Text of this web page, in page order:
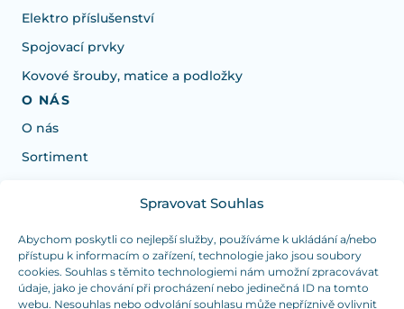
Spravovat Souhlas
Abychom poskytli co nejlepší služby, používáme k ukládání a/nebo
přístupu k informacím o zařízení, technologie jako jsou soubory
cookies. Souhlas s těmito technologiemi nám umožní zpracovávat
údaje, jako je chování při procházení nebo jedinečná ID na tomto
webu. Nesouhlas nebo odvolání souhlasu může nepříznivě ovlivnit
Elektro příslušenství
Spojovací prvky
Kovové šrouby, matice a podložky
O NÁS
O nás
Sortiment
Potrebujete poradiť s výberom?
Sme tu pre vás Pondelok-Štvrtok od: 7:30 - 15:30 hod
a Piatok od 7:30 - 14:30 hod
duranplast@duranplast.sk +421 0905 780 862